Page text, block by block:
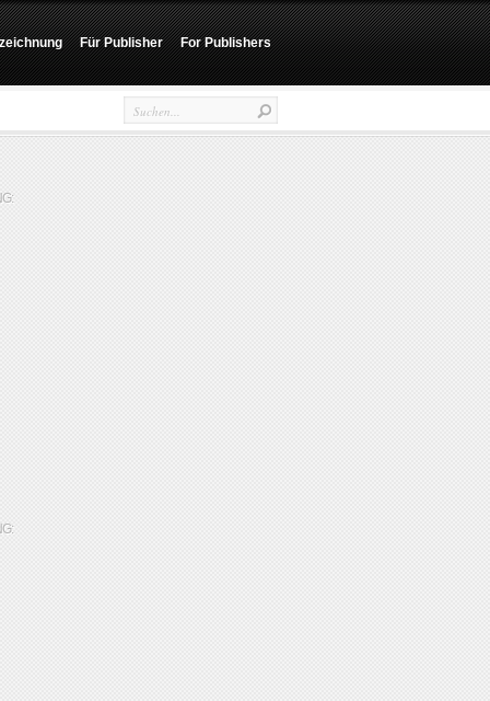
Für Publisher For Publishers